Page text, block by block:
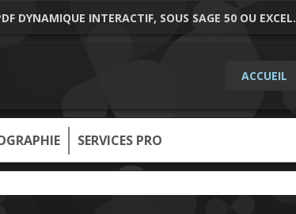
DYNAMIQUE INTERACTIF, SOUS SAGE 50 OU EXCEL.
ACCUEIL
SERVICES PRO